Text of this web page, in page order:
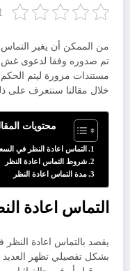
من الممكن أن يغير
تم صدوره وفقا لدعوى غش
مستندات مزورة ليتم
خلال مقالنا سنتعرف على
محتويات
التماس اعادة النظر في
شروط التماس اعادة النظر
مدة التماس اعادة النظر
التماس اعادة
يقصد بالتماس اعادة النظر
بشكل تفصيلي تظهر العديد